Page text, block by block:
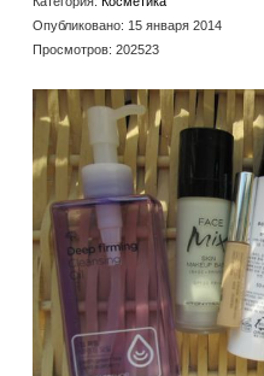
Опубликовано: 15 января 2014
Просмотров: 202523